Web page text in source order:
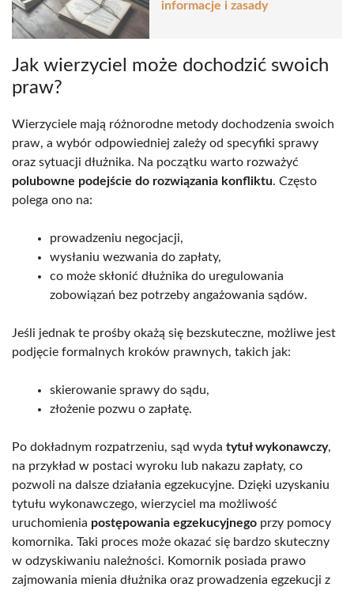
informacje i zasady
Jak wierzyciel może dochodzić swoich
praw?
Wierzyciele mają różnorodne metody dochodzenia swoich
praw, a wybór odpowiedniej zależy od specyfiki sprawy
oraz sytuacji dłużnika. Na początku warto rozważyć
polubowne podejście do rozwiązania konfliktu. Często
polega ono na:
prowadzeniu negocjacji,
wysłaniu wezwania do zapłaty,
co może skłonić dłużnika do uregulowania
zobowiązań bez potrzeby angażowania sądów.
Jeśli jednak te prośby okażą się bezskuteczne, możliwe jest
podjęcie formalnych kroków prawnych, takich jak:
skierowanie sprawy do sądu,
złożenie pozwu o zapłatę.
Po dokładnym rozpatrzeniu, sąd wyda tytuł wykonawczy,
na przykład w postaci wyroku lub nakazu zapłaty, co
pozwoli na dalsze działania egzekucyjne. Dzięki uzyskaniu
tytułu wykonawczego, wierzyciel ma możliwość
uruchomienia postępowania egzekucyjnego przy pomocy
komornika. Taki proces może okazać się bardzo skuteczny
w odzyskiwaniu należności. Komornik posiada prawo
zajmowania mienia dłużnika oraz prowadzenia egzekucji z